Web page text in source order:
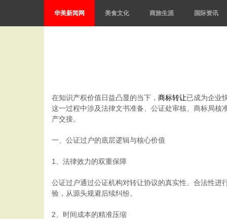
华美新闻网 美食文化 商旅生涯 国际资讯
在知识产权价值日益凸显的当下， 商标转让已成为企业
这一过程中涉及法律文书准备、公证处审核、商标局
产交接。
一、公证过户的底层逻辑与核心价值
1、法律效力的双重保障
公证过户通过公证机构对转让协议的真实性、合法性
验，从源头规避后续纠纷。
2、时间成本的精准压缩